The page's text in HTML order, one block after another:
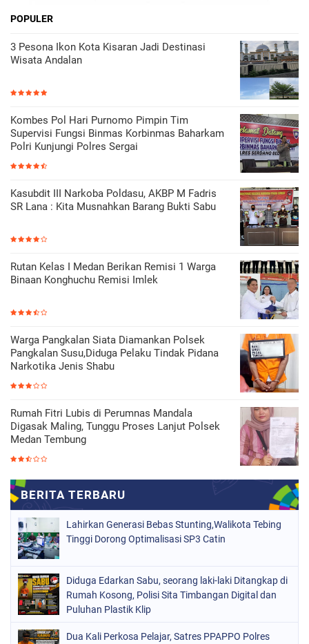
POPULER
3 Pesona Ikon Kota Kisaran Jadi Destinasi
Wisata Andalan
Kombes Pol Hari Purnomo Pimpin Tim
Supervisi Fungsi Binmas Korbinmas Baharkam
Polri Kunjungi Polres Sergai
Kasubdit III Narkoba Poldasu, AKBP M Fadris
SR Lana : Kita Musnahkan Barang Bukti Sabu
Rutan Kelas I Medan Berikan Remisi 1 Warga
Binaan Konghuchu Remisi Imlek
Warga Pangkalan Siata Diamankan Polsek
Pangkalan Susu,Diduga Pelaku Tindak Pidana
Narkotika Jenis Shabu
Rumah Fitri Lubis di Perumnas Mandala
Digasak Maling, Tunggu Proses Lanjut Polsek
Medan Tembung
Lahirkan Generasi Bebas Stunting,Walikota Tebing
Tinggi Dorong Optimalisasi SP3 Catin
Diduga Edarkan Sabu, seorang laki-laki Ditangkap di
Rumah Kosong, Polisi Sita Timbangan Digital dan
Puluhan Plastik Klip
Dua Kali Perkosa Pelajar, Satres PPAPPO Polres